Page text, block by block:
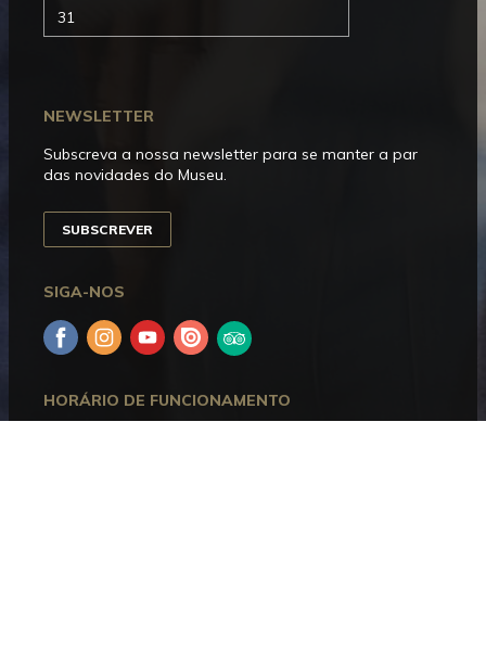
HORÁRIO DE FUNCIONAMENTO
NEWSLETTER
Subscreva a nossa newsletter para se manter a par
das novidades do Museu.
SUBSCREVER
SIGA-NOS
FacebookInstagramYouTube
Issuu Trip
Advisor
31